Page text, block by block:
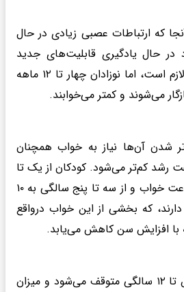
که ارتباطات عصبی زیادی در حال
حال یادگیری قابلیت‌های جدید
است، این میزان خواب لازم است، اما نوزادان چهار تا ۱۲ ماهه
می‌شوند و کمتر می‌خوابند.
شدن آن‌ها نیاز به خواب همچنان
رشد کم‌تر می‌شود. کودکان از یک تا
دو سالگی به ۱۱ تا ۱۴ ساعت خواب و از سه تا پنج سالگی به ۱۰
دارند، که بخشی از این خواب درواقع
افزایش سن کاهش می‌یابد.
چرت زدن معمولا از شش تا ۱۲ سالگی متوقف می‌شود و میزان